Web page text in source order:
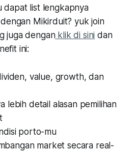
dapat list lengkapnya
Mikirduit? yuk join
juga dengan klik di sini dan
ini:
value, growth, dan
lebih detail alasan pemilihan
porto-mu
market secara real-